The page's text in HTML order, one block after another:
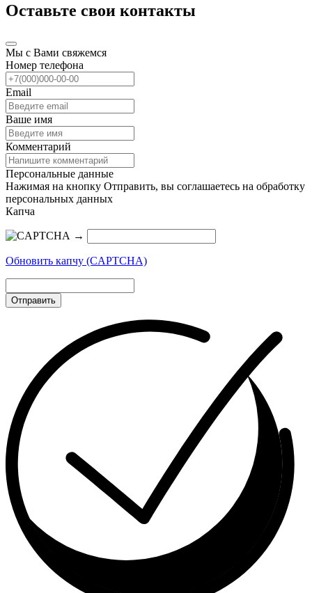
Оставьте свои контакты
Мы с Вами свяжемся
Номер телефона
Email
Ваше имя
Комментарий
Персональные данные
Нажимая на кнопку Отправить, вы соглашаетесь на обработку
персональных данных
Капча
→
Обновить капчу (CAPTCHA)
Отправить